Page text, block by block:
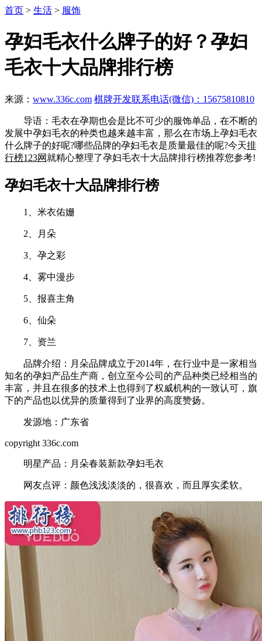
首页 > 生活 > 服饰
孕妇毛衣什么牌子的好？孕妇
毛衣十大品牌排行榜
来源： www.336c.com 棋牌开发联系电话(微信)：15675810810
导语：毛衣在孕期也会是比不可少的服饰单品，在不断的
发展中孕妇毛衣的种类也越来越丰富，那么在市场上孕妇毛衣
什么牌子的好呢?哪些品牌的孕妇毛衣是质量最佳的呢?今天排
行榜123网 就精心整理了孕妇毛衣十大品牌排行榜推荐您参考!
孕妇毛衣十大品牌排行榜
1、米衣佑姗
2、月朵
3、孕之彩
4、雾中漫步
5、报喜主角
6、仙朵
7、资兰
品牌介绍：月朵品牌成立于2014年，在行业中是一家相当
知名的孕妇产品生产商，创立至今公司的产品种类已经相当的
丰富，并且在很多的技术上也得到了权威机构的一致认可，旗
下的产品也以优异的质量得到了业界的高度赞扬。
发源地：广东省
copyright 336c.com
明星产品：月朵春装新款孕妇毛衣
网友点评：颜色浅浅淡淡的，很喜欢，而且厚实柔软。